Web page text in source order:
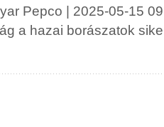
Pepco | 2025-05-15
a hazai borászatok